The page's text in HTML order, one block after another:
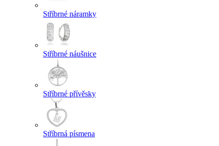
Stříbrné náramky
Stříbrné náušnice
Stříbrné přívěsky
Stříbrná písmena